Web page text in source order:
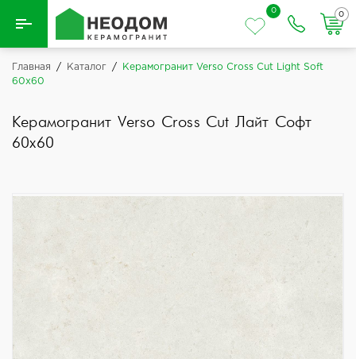
Назад
0
0
Главная / Каталог /
Керамогранит Verso Cross Cut Light Soft
60x60
Керамогранит Verso Cross Cut Лайт Софт
60x60